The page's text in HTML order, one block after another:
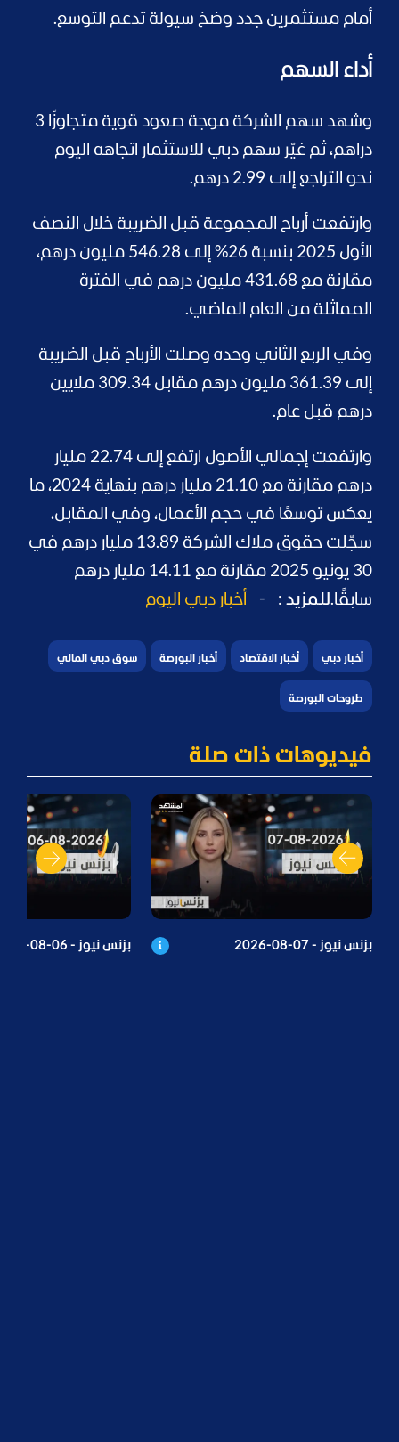
أمام مستثمرين جدد وضخ سيولة تدعم التوسع.
أداء السهم
وشهد سهم الشركة موجة صعود قوية متجاوزًا 3
دراهم، ثم غيّر سهم دبي للاستثمار اتجاهه اليوم
نحو التراجع إلى 2.99 درهم.
وارتفعت أرباح المجموعة قبل الضريبة خلال النصف
الأول 2025 بنسبة 26% إلى 546.28 مليون درهم،
مقارنة مع 431.68 مليون درهم في الفترة
المماثلة من العام الماضي.
وفي الربع الثاني وحده وصلت الأرباح قبل الضريبة
إلى 361.39 مليون درهم مقابل 309.34 ملايين
درهم قبل عام.
وارتفعت إجمالي الأصول ارتفع إلى 22.74 مليار
درهم مقارنة مع 21.10 مليار درهم بنهاية 2024، ما
يعكس توسعًا في حجم الأعمال، وفي المقابل،
سجّلت حقوق ملاك الشركة 13.89 مليار درهم في
30 يونيو 2025 مقارنة مع 14.11 مليار درهم
سابقًا.للمزيد :
- أخبار دبي اليوم
أخبار دبي أخبار الاقتصاد أخبار البورصة سوق دبي المالي
طروحات البورصة
فيديوهات ذات صلة
بزنس نيوز - 07-08-2026 بزنس نيوز - 06-08-2026